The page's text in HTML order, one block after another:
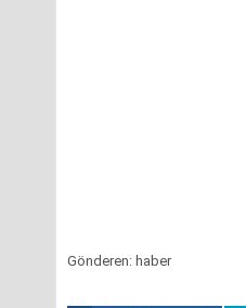
Gönderen: haber